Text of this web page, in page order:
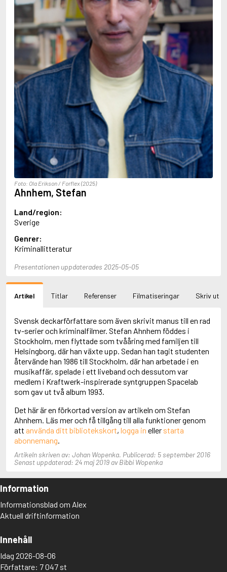
Abgarjan, Narine
Aboulela, Leila
Abrahams, Peter (f. 1919)
Abrahams, Peter (f. 1947)
Abrahamson, Emmy
Abse, Dannie
Abu-Jaber, Diana
Abulhawa, Susan
Aburas, Lone
Achebe, Chinua
Achmatova, Anna
Aciman, André
Ackebo, Lena
Acker, Kathy
Ackroyd, Peter
Adam de la Halle
Adamov, Arthur
Adams, Douglas
Adams, Herbert
Adams, Jane
Adams, Richard
Adbåge, Emma
Adbåge, Lisen
Adelborg, Ottilia
Adiga, Aravind
Adnan, Etel
Adolfsson, Evert
Adolfsson, Gunnar
Adolfsson, Josefine
Adolfsson, Maria
Adolphsen, Peter
Foto: Ola Erikson / Forflex (2025)
Ahnhem, Stefan
Land/region:
Sverige
Genrer:
Kriminallitteratur
Presentationen uppdaterades 2025-05-05
Artikel Titlar Referenser Filmatiseringar Skriv ut
Svensk deckarförfattare som även skrivit manus till en rad
tv-serier och kriminalfilmer. Stefan Ahnhem föddes i
Stockholm, men flyttade som tvååring med familjen till
Helsingborg, där han växte upp. Sedan han tagit studenten
återvände han 1986 till Stockholm, där han arbetade i en
musikaffär, spelade i ett liveband och dessutom var
medlem i Kraftwerk-inspirerade syntgruppen Spacelab
som gav ut två album 1993.
Det här är en förkortad version av artikeln om Stefan
Ahnhem. Läs mer och få tillgång till alla funktioner genom
att använda ditt bibliotekskort, logga in eller starta
abonnemang
Artikeln skriven av: Johan Wopenka. Publicerad: 5 september 2016
Senast uppdaterad: 24 maj 2019 av Bibbi Wopenka
Information
Informationsblad om Alex
Aktuell driftinformation
Innehåll
Idag 2026-08-06
Författare: 7 047 st